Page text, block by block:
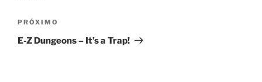
Próximo
post
PRÓXIMO
E-Z Dungeons – It’s a Trap!